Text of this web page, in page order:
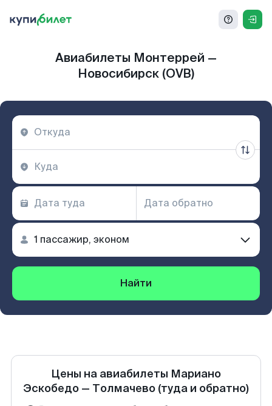
Авиабилеты Монтеррей —
Новосибирск (OVB)
Найти
Цены на авиабилеты Мариано
Эскобедо — Толмачево (туда и обратно)